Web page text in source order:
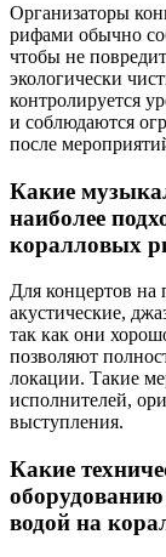
Организаторы
рифами обычно
чтобы не
экологически
контролируется
и соблюдаются
после
Какие
наиболее
коралловых
Для концертов на
акустические,
так как они
позволяют
локации. Такие
исполнителей,
выступления.
Какие
водой на